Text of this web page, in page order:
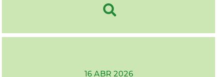
16 ABR 2026